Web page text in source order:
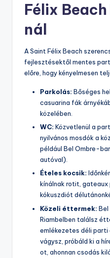
Félix
nál
A Saint Félix Beach
fejlesztésektől mentes
előre, hogy kényelmesen
Parkolás: Bőséges
casuarina fák
közelében.
WC: Közvetlenül a
nyilvános mosdók a
például Bel Ombre-
autóval).
Ételes kocsik:
kínálnak rotit,
kókuszdiót
Közeli éttermek:
Riambelben találsz
emlékezetes déli parti
vágysz, próbáld ki a
ot, ahonnan csodás